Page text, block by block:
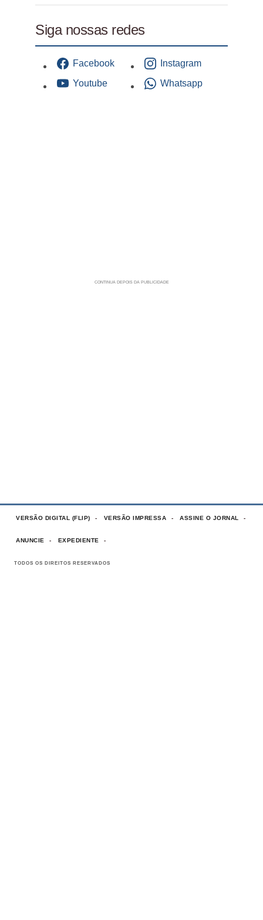
Siga nossas redes
Facebook
Instagram
Youtube
Whatsapp
VERSÃO DIGITAL (FLIP) VERSÃO IMPRESSA ASSINE O JORNAL
ANUNCIE EXPEDIENTE
TODOS OS DIREITOS RESERVADOS